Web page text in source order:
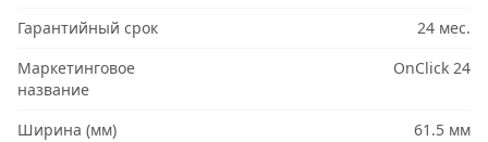
Гарантийный срок
24 мес.
Маркетинговое
название
OnClick 24
Ширина (мм)
61.5 мм